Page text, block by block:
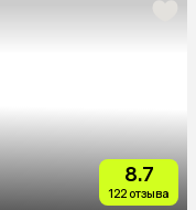
8.7
122 отзыва